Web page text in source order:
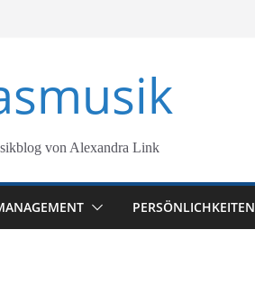
von Alexandra Link
PERSÖNLICHKEITEN